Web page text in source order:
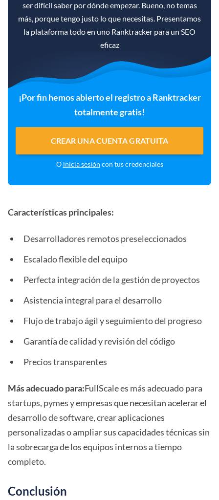
ser difícil saber por dónde empezar. Bueno, no temas
más, porque tengo justo lo que necesitas. Presentamos
la plataforma todo en uno Ranktracker para un SEO
eficaz
¡Por fin hemos abierto el registro a Ranktracker
totalmente gratis!
CREAR UNA CUENTA GRATUITA
O inicia sesión con tus credenciales
Características principales:
Desarrolladores remotos preseleccionados
Escalado flexible del equipo
Perfecta integración de la gestión de proyectos
Asistencia integral para el desarrollo
Flujo de trabajo ágil y seguimiento del progreso
Garantía de calidad y revisión del código
Precios transparentes
Más adecuado para:FullScale es más adecuado para
startups, pymes y empresas que necesitan acelerar el
desarrollo de software, crear aplicaciones
personalizadas o ampliar sus capacidades técnicas sin
la sobrecarga de los equipos internos a tiempo
completo.
Conclusión